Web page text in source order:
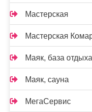
Мастерская
Мастерская
Маяк, база
Маяк, сауна
МегаСервис